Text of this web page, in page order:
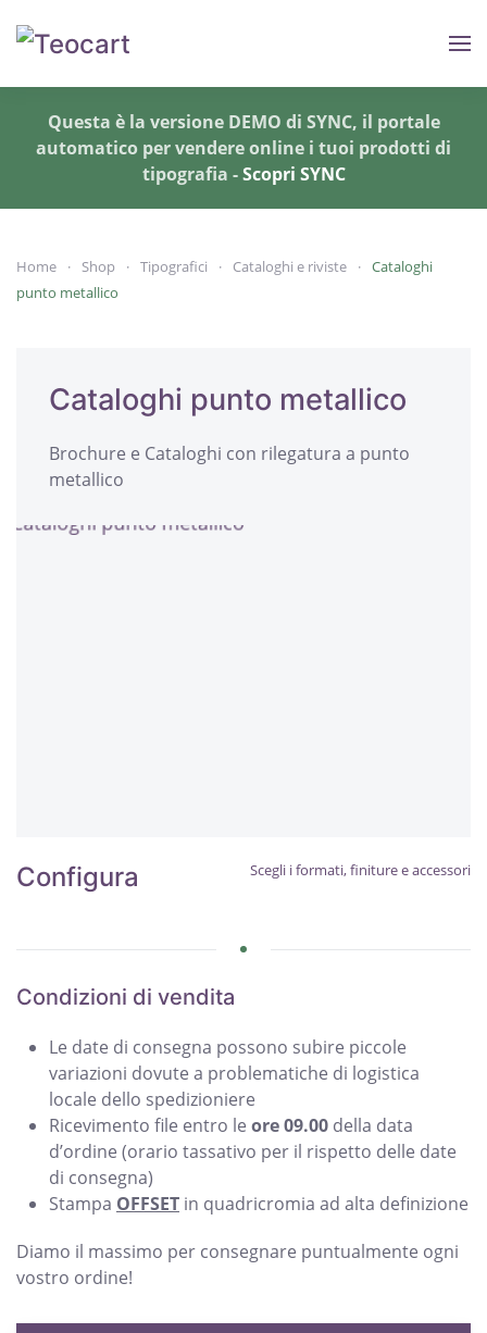
Skip to main content
Questa è la versione DEMO di SYNC, il portale
automatico per vendere online i tuoi prodotti di
tipografia -Scopri SYNC
Home Shop Tipografici Cataloghi e riviste
Cataloghi
punto metallico
Cataloghi punto metallico
Brochure e Cataloghi con rilegatura a punto
metallico
Configura Scegli i formati, finiture e accessori
Condizioni di vendita
Le date di consegna possono subire piccole
variazioni dovute a problematiche di logistica
locale dello spedizioniere
Ricevimento file entro le ore 09.00 della data
d’ordine (orario tassativo per il rispetto delle date
di consegna)
Stampa OFFSET in quadricromia ad alta definizione
Diamo il massimo per consegnare puntualmente ogni
vostro ordine!